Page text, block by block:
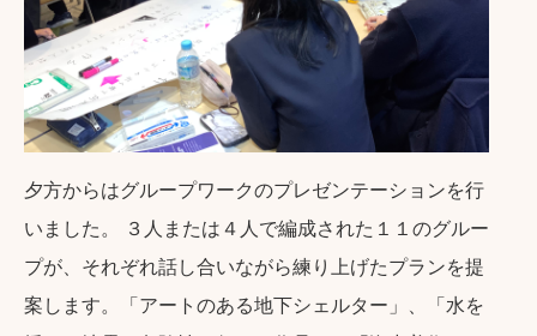
夕方からはグループワークのプレゼンテーションを行
いました。 ３人または４人で編成された１１のグルー
プが、それぞれ話し合いながら練り上げたプランを提
案します。「アートのある地下シェルター」、「水を